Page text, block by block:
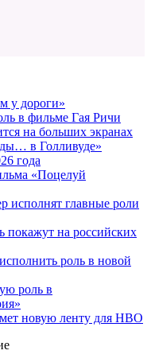
у дороги»
в фильме Гая Ричи
на больших экранах
в Голливуде»
года
«Поцелуй
исполнят главные роли
на российских
роль в новой
роль в
новую ленту для HBO